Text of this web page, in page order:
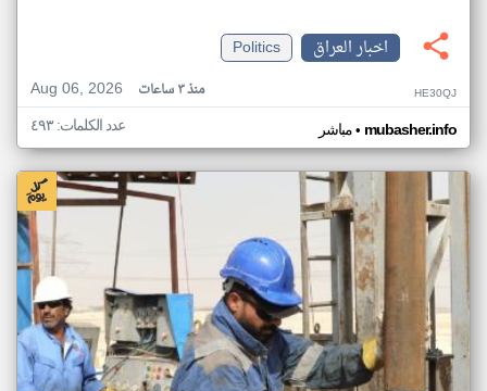
اخبار العراق
Politics
Aug 06, 2026
منذ ٣ ساعات HE30QJ
مباشر• mubasher.info عدد الكلمات: ٤٩٣